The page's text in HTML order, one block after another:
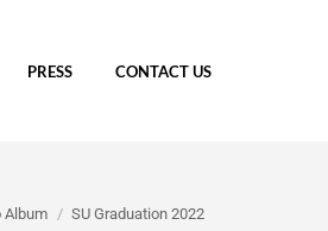
PRESS CONTACT US
Album SU Graduation 2022